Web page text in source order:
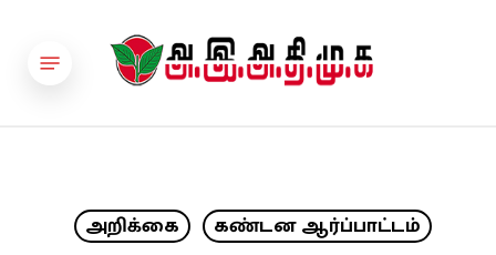
Menu
அறிக்கை கண்டன ஆர்ப்பாட்டம்